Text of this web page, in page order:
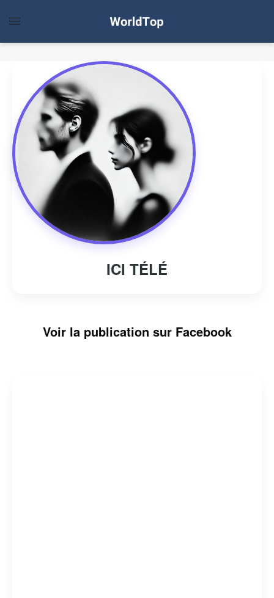
ICI TÉLÉ
Voir la publication sur Facebook